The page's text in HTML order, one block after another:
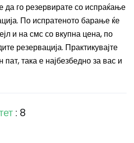
го резервирате со испраќање
По испратеното барање ќе
и на смс со вкупна цена, по
резервација. Практикувајте
така е најбезбедно за вас и
: 8